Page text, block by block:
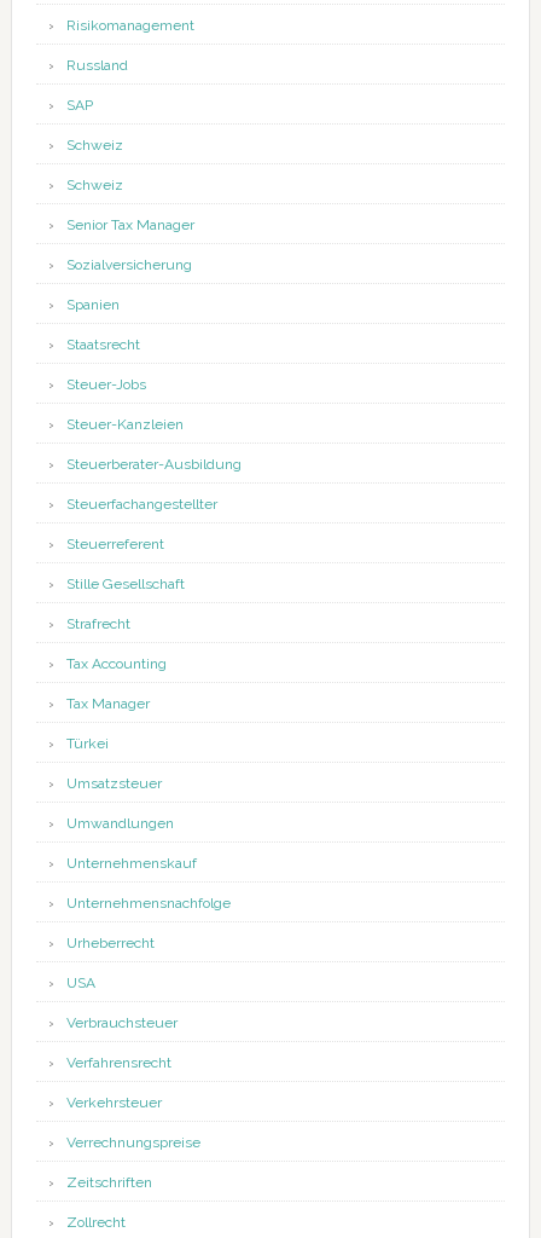
Risikomanagement
Russland
SAP
Schweiz
Schweiz
Senior Tax Manager
Sozialversicherung
Spanien
Staatsrecht
Steuer-Jobs
Steuer-Kanzleien
Steuerberater-Ausbildung
Steuerfachangestellter
Steuerreferent
Stille Gesellschaft
Strafrecht
Tax Accounting
Tax Manager
Türkei
Umsatzsteuer
Umwandlungen
Unternehmenskauf
Unternehmensnachfolge
Urheberrecht
USA
Verbrauchsteuer
Verfahrensrecht
Verkehrsteuer
Verrechnungspreise
Zeitschriften
Zollrecht